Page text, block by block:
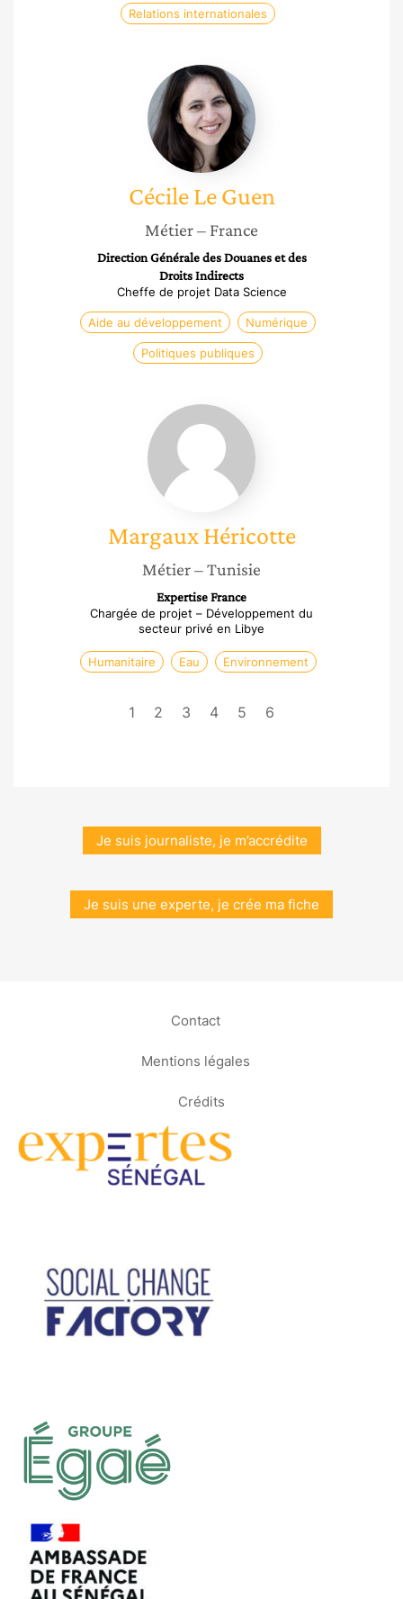
Relations internationales
Cécile
Le
Guen
Cécile Le Guen
Métier– France
Direction Générale des Douanes et des
Droits Indirects
Cheffe de projet Data Science
Aide au développement Numérique
Politiques publiques
Margaux
Héricotte
Margaux Héricotte
Métier– Tunisie
Expertise France
Chargée de projet – Développement du
secteur privé en Libye
Humanitaire Eau Environnement
1 2 3 4 5 6
Je suis journaliste, je m’accrédite
Je suis une experte, je crée ma fiche
Contact
Mentions légales
Crédits